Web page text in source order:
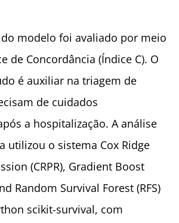
modelo foi avaliado por meio
de Concordância (Índice C). O
é auxiliar na triagem de
de cuidados
a hospitalização. A análise
utilizou o sistema Cox Ridge
(CRPR), Gradient Boost
Random Survival Forest (RFS)
scikit-survival, com